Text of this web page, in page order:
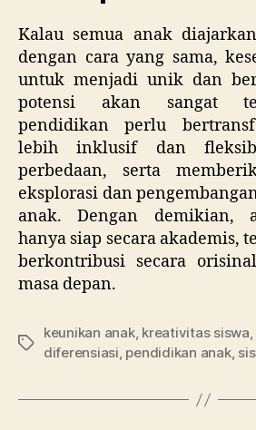
Kalau semua anak
dengan cara yang sama,
untuk menjadi unik dan
potensi akan sangat
pendidikan perlu
lebih inklusif dan
perbedaan, serta
eksplorasi dan
anak. Dengan demikian,
hanya siap secara akademis,
berkontribusi secara
masa depan.
Tags
keunikan anak, kreativitas siswa,
diferensiasi, pendidikan anak,